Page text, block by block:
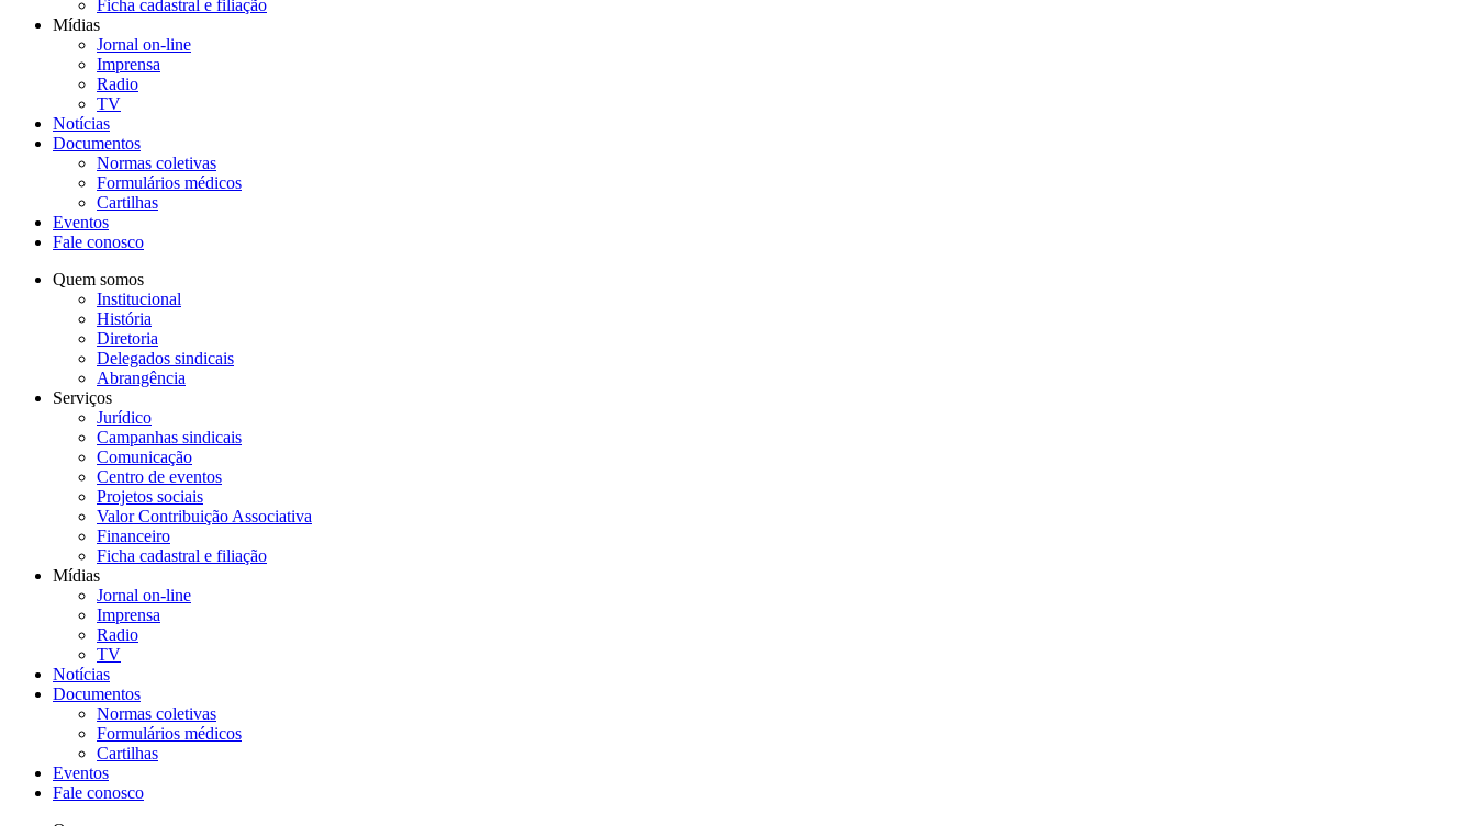
Ficha cadastral e filiação
Mídias
Jornal on-line
Imprensa
Radio
TV
Notícias
Documentos
Normas coletivas
Formulários médicos
Cartilhas
Eventos
Fale conosco
Quem somos
Institucional
História
Diretoria
Delegados sindicais
Abrangência
Serviços
Jurídico
Campanhas sindicais
Comunicação
Centro de eventos
Projetos sociais
Valor Contribuição Associativa
Financeiro
Ficha cadastral e filiação
Mídias
Jornal on-line
Imprensa
Radio
TV
Notícias
Documentos
Normas coletivas
Formulários médicos
Cartilhas
Eventos
Fale conosco